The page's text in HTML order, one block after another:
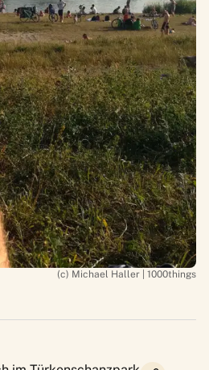
(c) Michael Haller | 1000things